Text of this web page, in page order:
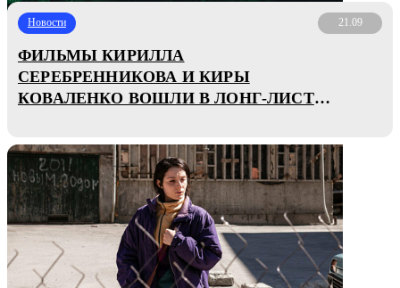
Новости 21.09
ФИЛЬМЫ КИРИЛЛА
СЕРЕБРЕННИКОВА И КИРЫ
КОВАЛЕНКО ВОШЛИ В ЛОНГ-ЛИСТ
КИНОАКАДЕМИИ